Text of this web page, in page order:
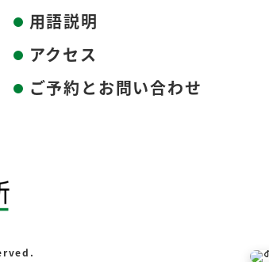
用語説明
アクセス
ご予約とお問い合わせ